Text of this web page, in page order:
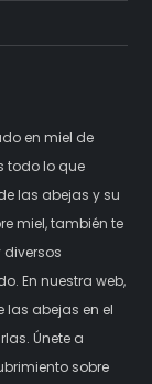
en miel de
todo lo que
las abejas y su
miel, también te
En nuestra web,
abejas en el
Únete a
sobre